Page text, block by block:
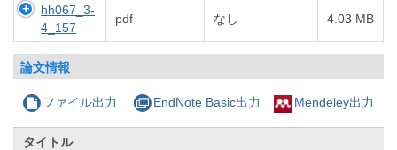
hh067_3-
4_157
pdf なし 4.03 MB
論文情報
ファイル出力 EndNote Basic出力 Mendeley出力
タイトル